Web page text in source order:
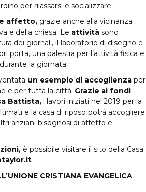
per rilassarsi e socializzare.
affetto, grazie anche alla vicinanza
e della chiesa. Le attività sono
dei giornali, il laboratorio di disegno e
porta, una palestra per l’attività fisica e
la giornata.
un esempio di accoglienza per
e per tutta la città. Grazie ai fondi
Battista, i lavori iniziati nel 2019 per la
e la casa di riposo potrà accogliere
anziani bisognosi di affetto e
è possibile visitare il sito della Casa
CRISTIANA EVANGELICA